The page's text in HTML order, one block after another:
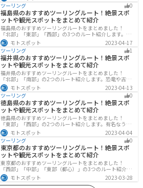
ツーリング
0
福島県のおすすめツーリングルート！絶景スポ
ットや観光スポットをまとめて紹介
福島県のおすすめツーリングルートをまとめました！
「北部」「東部」「西部」の3つのルート紹介します。内
陸部には山々が連なり、海岸線は太平洋に面してるので
観光スポットが多数あります。バイクで福島県にツーリ
ングに行く際は参考にしてください。
モトスポット
2023-04-17
ツーリング
1
福井県のおすすめツーリングルート！絶景スポ
ットや観光スポットをまとめて紹介
福井県のおすすめツーリングルートをまとめました！
「北部」「南部」の2つのルート紹介します。恐竜や古代
遺跡、温泉地など魅力に溢れるスポットが多数ありま
す。バイクで福井県にツーリングに行く際は参考にして
ください。
モトスポット
2023-04-13
ツーリング
0
徳島県のおすすめツーリングルート！絶景スポ
ットや観光スポットをまとめて紹介
徳島県のおすすめツーリングルートをまとめました！
「東部」「西部」の2つのルート紹介します。有名なうず
しおや山を中心とした自然豊かなスポットが多数ありま
す。バイクで徳島県にツーリングに行く際は参考にして
ください。
モトスポット
2023-04-04
ツーリング
0
東京都のおすすめツーリングルート！絶景スポ
ットや観光スポットをまとめて紹介
東京都のおすすめツーリングルートをまとめました！
「西部」「中部」「東部（都心）」の3つのルート紹介し
ます。西に行けば奥多摩の自然、東に行けば都心スポッ
トと、自然も街も楽しめるスポットが多数あります。バ
モトスポット 2023-03-28